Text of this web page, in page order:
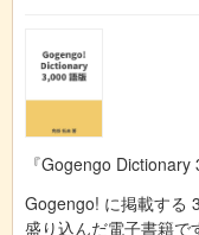
『Gogengo Dictionary
Gogengo! に掲載する
盛り込んだ電子書籍で